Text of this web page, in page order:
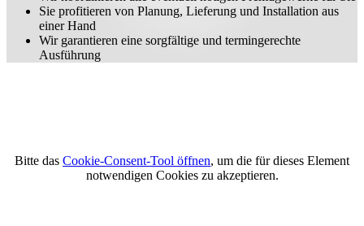
Sie profitieren von Planung, Lieferung und Installation aus
einer Hand
Wir garantieren eine sorgfältige und termingerechte
Ausführung
Bitte das Cookie-Consent-Tool öffnen, um die für dieses Element
notwendigen Cookies zu akzeptieren.